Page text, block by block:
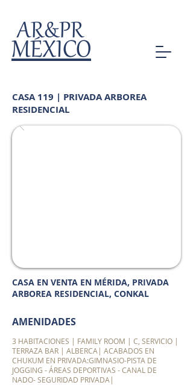
MÉXICO
AR&PR
CASA 119 | PRIVADA ARBOREA
RESIDENCIAL
CASA EN VENTA EN MÉRIDA, PRIVADA
ARBOREA RESIDENCIAL, CONKAL
AMENIDADES
3 HABITACIONES | FAMILY ROOM | C, SERVICIO |
TERRAZA BAR | ALBERCA| ACABADOS EN
CHUKUM EN PRIVADA:GIMNASIO-PISTA DE
JOGGING - ÁREAS DEPORTIVAS - CANAL DE
NADO- SEGURIDAD PRIVADA|